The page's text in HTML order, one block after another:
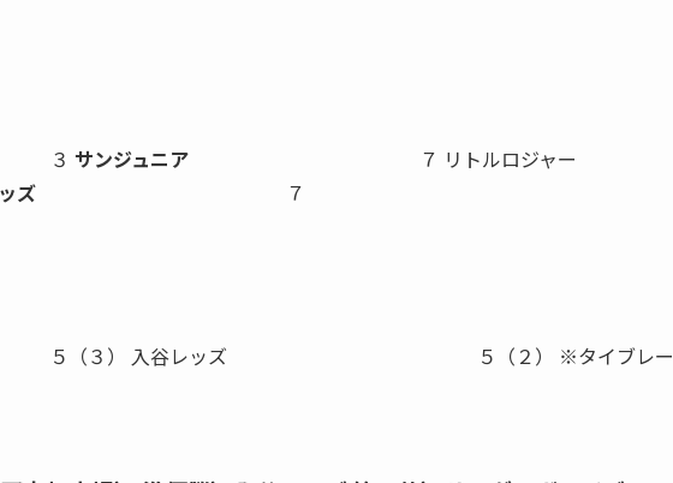
３ サンジュニア ７ リトルロジャー
ズ ７
入谷レッズ ５（２） ※タイブレー